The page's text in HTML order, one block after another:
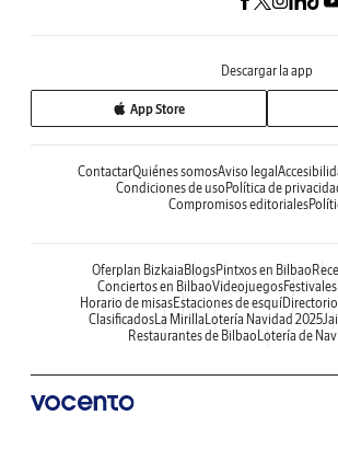
Descargar la app
App Store
ContactarQuiénes somosAviso legal
Condiciones de uso Política de
Compromisos editoriales
Oferplan Bizkaia BlogsPintxos en Bilbao
Conciertos en BilbaoVideojuegosFestivales
Horario de misasEstaciones de esquí
ClasificadosLa Mirilla Lotería Navidad 2025
Restaurantes de Bilbao Lotería de